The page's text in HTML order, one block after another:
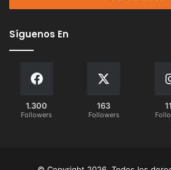
Síguenos En
1.300
Followers
163
Followers